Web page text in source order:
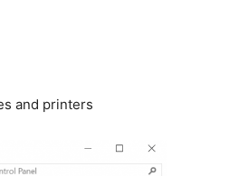
and printers